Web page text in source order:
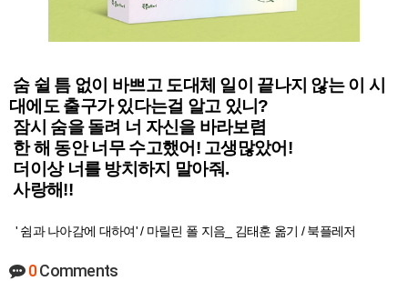
숨 쉴 틈 없이 바쁘고 도대체 일이 끝나지 않는 이 시
대에도 출구가 있다는걸 알고 있니?
잠시 숨을 돌려 너 자신을 바라보렴
한 해 동안 너무 수고했어! 고생많았어!
더이상 너를 방치하지 말아줘.
사랑해!!
' 쉼과 나아감에 대하여' / 마릴린 폴 지음_ 김태훈 옮기 / 북플레저
0Comments